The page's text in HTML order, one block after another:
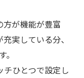
が機能が豊富
実している分、
ひとつで設定し